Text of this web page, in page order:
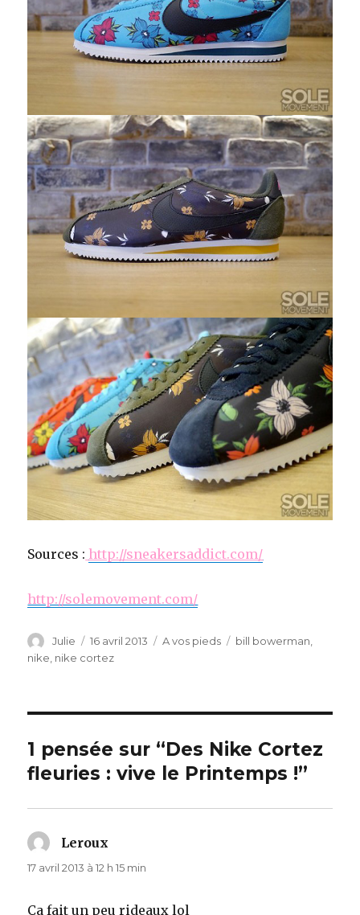
Sources : http://sneakersaddict.com/
http://solemovement.com/
Auteur
Julie
Publié
le
16 avril 2013 Catégories
A vos pieds Étiquettes
bill bowerman,
nike, nike cortez
1 pensée sur “Des Nike Cortez
fleuries : vive le Printemps !”
Leroux
17 avril 2013 à 12 h 15 min
Ça fait un peu rideaux lol